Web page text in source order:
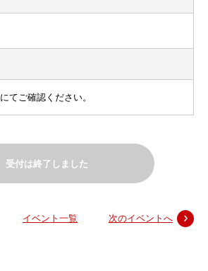
にてご確認ください。
受付は終了しました
イベント一覧 次のイベントへ